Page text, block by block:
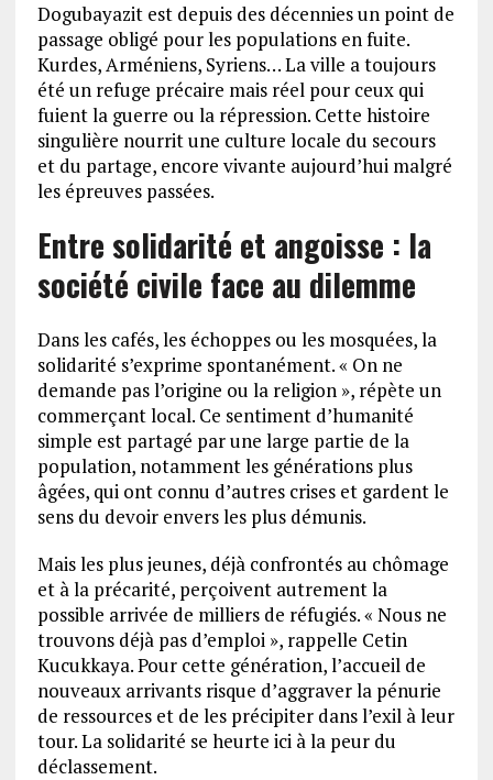
Dogubayazit est depuis des décennies un point de
passage obligé pour les populations en fuite.
Kurdes, Arméniens, Syriens… La ville a toujours
été un refuge précaire mais réel pour ceux qui
fuient la guerre ou la répression. Cette histoire
singulière nourrit une culture locale du secours
et du partage, encore vivante aujourd’hui malgré
les épreuves passées.
Entre solidarité et angoisse : la
société civile face au dilemme
Dans les cafés, les échoppes ou les mosquées, la
solidarité s’exprime spontanément. « On ne
demande pas l’origine ou la religion », répète un
commerçant local. Ce sentiment d’humanité
simple est partagé par une large partie de la
population, notamment les générations plus
âgées, qui ont connu d’autres crises et gardent le
sens du devoir envers les plus démunis.
Mais les plus jeunes, déjà confrontés au chômage
et à la précarité, perçoivent autrement la
possible arrivée de milliers de réfugiés. « Nous ne
trouvons déjà pas d’emploi », rappelle Cetin
Kucukkaya. Pour cette génération, l’accueil de
nouveaux arrivants risque d’aggraver la pénurie
de ressources et de les précipiter dans l’exil à leur
tour. La solidarité se heurte ici à la peur du
déclassement.